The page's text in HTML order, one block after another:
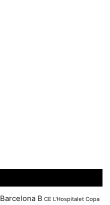
Barcelona B CE L'Hospitalet Copa